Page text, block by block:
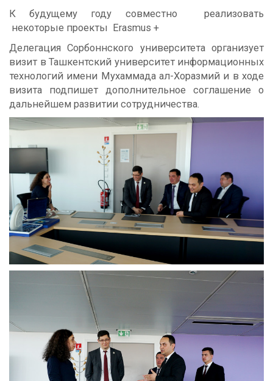
К будущему году совместно реализовать
некоторые проекты Erasmus +
Делегация Сорбоннского университета организует
визит в Ташкентский университет информационных
технологий имени Мухаммада ал-Хоразмий и в ходе
визита подпишет дополнительное соглашение о
дальнейшем развитии сотрудничества.